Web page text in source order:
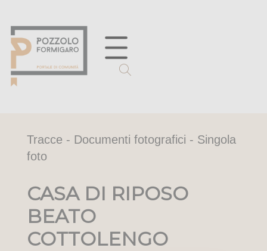
Tracce - Documenti fotografici - Singola
foto
CASA DI RIPOSO
BEATO
COTTOLENGO